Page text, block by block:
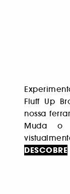
Fluff Up
nossa
Muda o
DESCOBRE